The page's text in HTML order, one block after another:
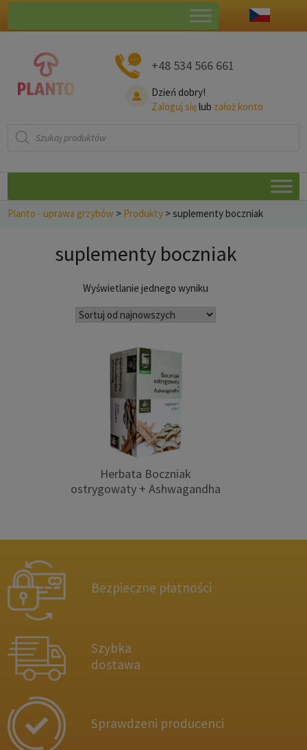
+48 534 566 661
Dzień dobry!
Zaloguj sięlub założ konto
Wyszukiwarka
produktów
Planto - uprawa grzybów > Produkty >suplementy boczniak
suplementy boczniak
Wyświetlanie jednego wyniku
Herbata Boczniak
ostrygowaty + Ashwagandha
Bezpieczne płatności
Szybka
dostawa
Sprawdzeni producenci